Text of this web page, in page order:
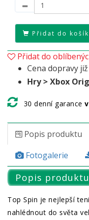
Přidat do
Přidat do
Cena dopravy
Hry > Xbox
30 denní garance
Popis produktu
Fotogalerie
Popis produktu
Top Spin je nejlepší
nahlédnout do světa